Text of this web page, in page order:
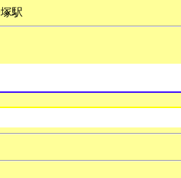
駅